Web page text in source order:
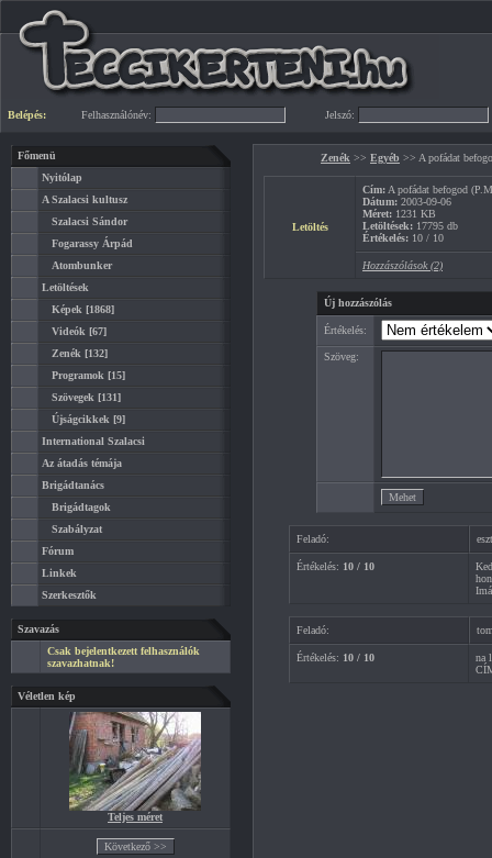
Belépés: Felhasználónév: Jelszó:
Főmenü
Nyitólap
A Szalacsi kultusz
Szalacsi Sándor
Fogarassy Árpád
Atombunker
Letöltések
Képek [1868]
Videók [67]
Zenék [132]
Programok [15]
Szövegek [131]
Újságcikkek [9]
International Szalacsi
Az átadás témája
Brigádtanács
Brigádtagok
Szabályzat
Fórum
Linkek
Szerkesztők
Szavazás
Csak bejelentkezett felhasználók
szavazhatnak!
Véletlen kép
Teljes méret
Zenék >> Egyéb >> A pofádat
Letöltés
Cím: A pofádat befogod
Dátum: 2003-09-06
Méret: 1231 KB
Letöltések: 17795 db
Értékelés: 10 / 10
Hozzászólások (2)
Új hozzászólás
Értékelés:
Szöveg:
Feladó:
Értékelés: 10 / 10
Feladó:
Értékelés: 10 / 10
na